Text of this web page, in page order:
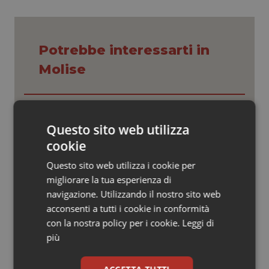
Oncologia & Nutrizione
Psoriasi & pelle
Quotidiano Cardiologia
Quotidiano Chirurgia
Quotidiano Oncologia
Quotidiano Pediatria
Potrebbe interessarti in
Molise
comprendere il presente
Regione Lombardia scrive al ministro
Schillaci: “Gli attuali indicatori non
fotografano la qualità reale del Ssn”
Case di comunità. La sfida ora è
riempirle di professionisti e servizi. Il
Questo sito web utilizza
cookie
Questo sito web utilizza i cookie per
migliorare la tua esperienza di
navigazione. Utilizzando il nostro sito web
acconsenti a tutti i cookie in conformità
con la nostra policy per i cookie. Leggi di
più